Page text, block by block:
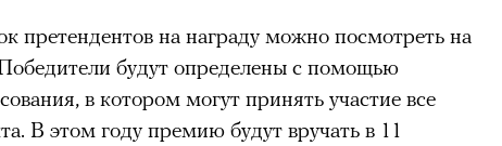
претендентов на награду можно посмотреть на
будут определены с помощью
в котором могут принять участие все
В этом году премию будут вручать в 11